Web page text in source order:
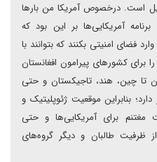
است. درخصوص آمریکا من بارها
آمریکایی‌ها بر این بود که
فضای امنیتی بکنند که بتوانند با
برای کشورهای پیرامون افغانستان
تا چین، هند، تاجیکستان و حتی
بنابراین موقعیت ژئوپلیتیک و
مغتنم برای آمریکایی‌ها و حتی
ظرفیت طالبان و دیگر گروه‌های